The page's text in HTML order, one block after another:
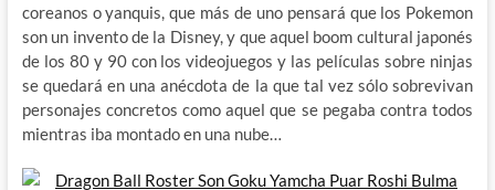
coreanos o yanquis, que más de uno pensará que los Pokemon
son un invento de la Disney, y que aquel boom cultural japonés
de los 80 y 90 con los videojuegos y las películas sobre ninjas
se quedará en una anécdota de la que tal vez sólo sobrevivan
personajes concretos como aquel que se pegaba contra todos
mientras iba montado en una nube…